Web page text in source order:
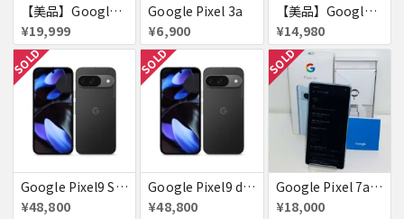
【美品】Google Pixel7 128GB 赤ロム
¥19,999
Google Pixel 3a
¥6,900
【美品】Google Pixel 6a 128GB 赤ロム
¥14,980
SOLD
Google Pixel9 SoftBank Obsidian SIMフリー 送料無料
¥48,800
SOLD
Google Pixel9 docomo Obsidian SIMフリー 送料無料
¥48,800
SOLD
Google Pixel 7a 128GB 新品同様 SIMフリー 赤ロム SoftBank ジャンク シー 送料無料
¥18,000